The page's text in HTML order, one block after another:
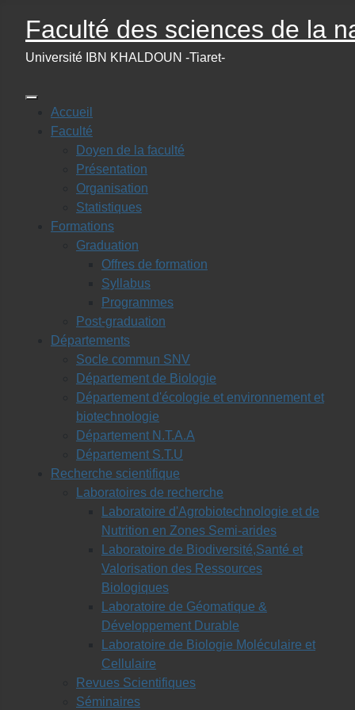
Faculté des sciences de la
Université IBN KHALDOUN -Tiaret-
Accueil
Faculté
Doyen de la faculté
Présentation
Organisation
Statistiques
Formations
Graduation
Offres de formation
Syllabus
Programmes
Post-graduation
Départements
Socle commun SNV
Département de Biologie
Département d'écologie et environnement et
biotechnologie
Département N.T.A.A
Département S.T.U
Recherche scientifique
Laboratoires de recherche
Laboratoire d'Agrobiotechnologie et de
Nutrition en Zones Semi-arides
Laboratoire de Biodiversité,Santé et
Valorisation des Ressources
Biologiques
Laboratoire de Géomatique &
Développement Durable
Laboratoire de Biologie Moléculaire et
Cellulaire
Revues Scientifiques
Séminaires